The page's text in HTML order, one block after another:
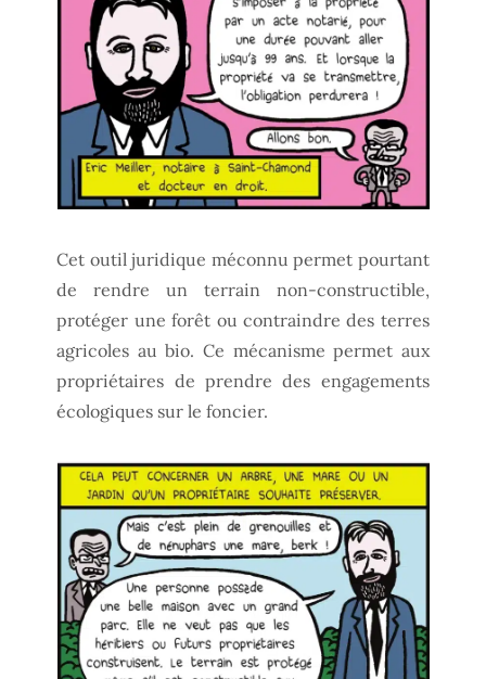
Cet outil juridique méconnu permet pourtant
de rendre un terrain non-constructible,
protéger une forêt ou contraindre des terres
agricoles au bio. Ce mécanisme permet aux
propriétaires de prendre des engagements
écologiques sur le foncier.